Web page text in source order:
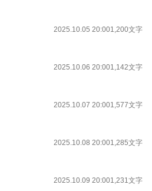
2025.10.05 20:001,200文字
2025.10.06 20:001,142文字
2025.10.07 20:001,577文字
2025.10.08 20:001,285文字
2025.10.09 20:001,231文字